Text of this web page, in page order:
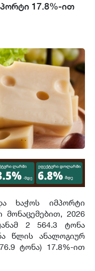
17.8%-ით
ხაჭოს იმპორტი
მონაცემებით, 2026
2 564.3 ტონა
წლის ანალოგიურ
ტონა) 17.8%-ით